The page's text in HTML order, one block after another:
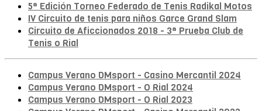
5ª Edición Torneo Federado de Tenis Radikal Motos
IV Circuito de tenis para niños Garce Grand Slam
Circuito de Aficcionados 2018 - 3ª Prueba Club de
Tenis o Rial
Campus Verano DMsport - Casino Mercantil 2024
Campus Verano DMsport - O Rial 2024
Campus Verano DMsport - O Rial 2023